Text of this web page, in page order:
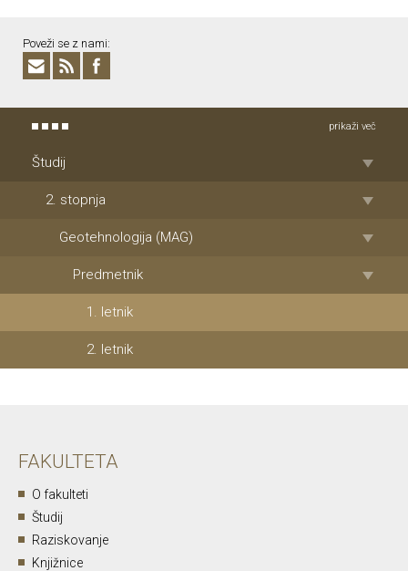
Poveži se z nami:
prikaži več
Študij
2. stopnja
Geotehnologija (MAG)
Predmetnik
1. letnik
2. letnik
FAKULTETA
O fakulteti
Študij
Raziskovanje
Knjižnice